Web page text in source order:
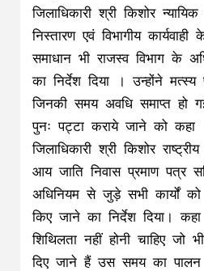
जिलाधिकारी श्री किशोर
निस्तारण एवं विभागीय
समाधान भी राजस्व विभाग के
का निर्देश दिया । उन्होंने
जिनकी समय अवधि समाप्त
पुनः पट्टा कराये जाने को कहा
जिलाधिकारी श्री किशोर
आय जाति निवास प्रमाण पत्र
अधिनियम से जुड़े सभी कार्यों
किए जाने का निर्देश दिया।
शिथिलता नहीं होनी चाहिए जो
दिए जाने हैं उस समय का